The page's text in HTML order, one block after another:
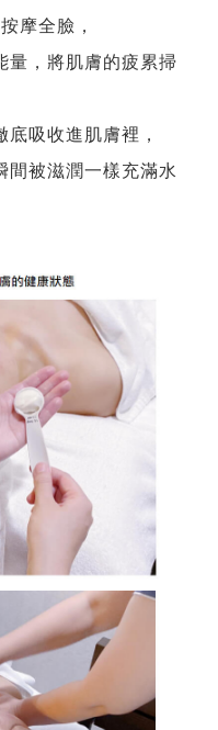
摩全臉，
量，將肌膚的疲累掃
吸收進肌膚裡，
間被滋潤一樣充滿水